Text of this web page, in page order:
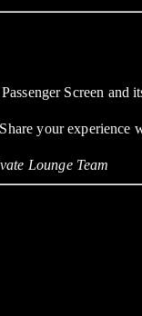
Screen and
your
Lounge Team